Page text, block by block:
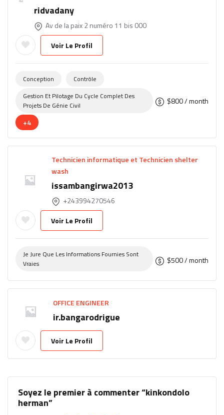
ridvadany
Av de la paix 2 numéro 11 bis 000
Voir Le Profil
Conception
Contrôle
Gestion Et Pilotage Du Cycle Complet Des
Projets De Génie Civil
+4
$800/ month
Technicien informatique et Technicien shelter
wash
issambangirwa2013
+243994270546
Voir Le Profil
Je Jure Que Les Informations Fournies Sont
Vraies
$500/ month
OFFICE ENGINEER
ir.bangarodrigue
Voir Le Profil
Soyez le premier à commenter “kinkondolo
herman”